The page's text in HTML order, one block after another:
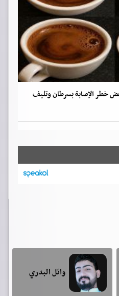
خطر الإصابة بسرطان وتليف
وائل البدري